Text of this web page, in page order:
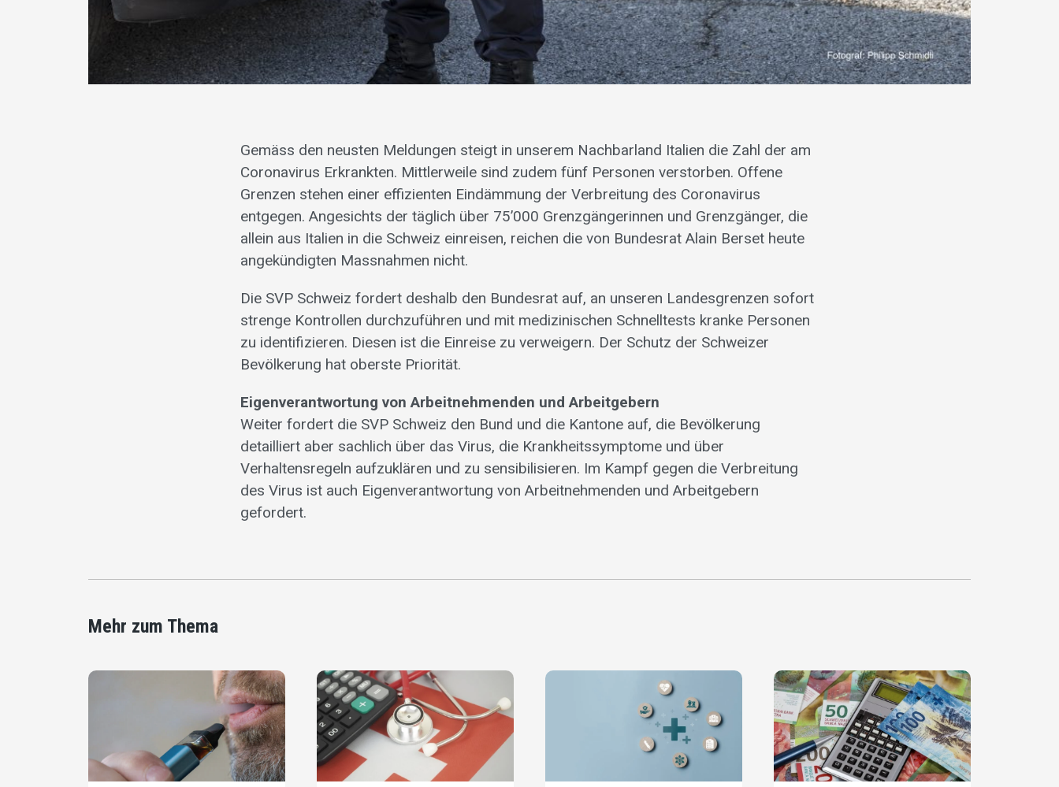
Gemäss den neusten Meldungen steigt in unserem Nachbarland Italien die Zahl der am
Coronavirus Erkrankten. Mittlerweile sind zudem fünf Personen verstorben. Offene
Grenzen stehen einer effizienten Eindämmung der Verbreitung des Coronavirus
entgegen. Angesichts der täglich über 75’000 Grenzgängerinnen und Grenzgänger, die
allein aus Italien in die Schweiz einreisen, reichen die von Bundesrat Alain Berset heute
angekündigten Massnahmen nicht.
Die SVP Schweiz fordert deshalb den Bundesrat auf, an unseren Landesgrenzen sofort
strenge Kontrollen durchzuführen und mit medizinischen Schnelltests kranke Personen
zu identifizieren. Diesen ist die Einreise zu verweigern. Der Schutz der Schweizer
Bevölkerung hat oberste Priorität.
Eigenverantwortung von Arbeitnehmenden und Arbeitgebern
Weiter fordert die SVP Schweiz den Bund und die Kantone auf, die Bevölkerung
detailliert aber sachlich über das Virus, die Krankheitssymptome und über
Verhaltensregeln aufzuklären und zu sensibilisieren. Im Kampf gegen die Verbreitung
des Virus ist auch Eigenverantwortung von Arbeitnehmenden und Arbeitgebern
gefordert.
Mehr zum Thema